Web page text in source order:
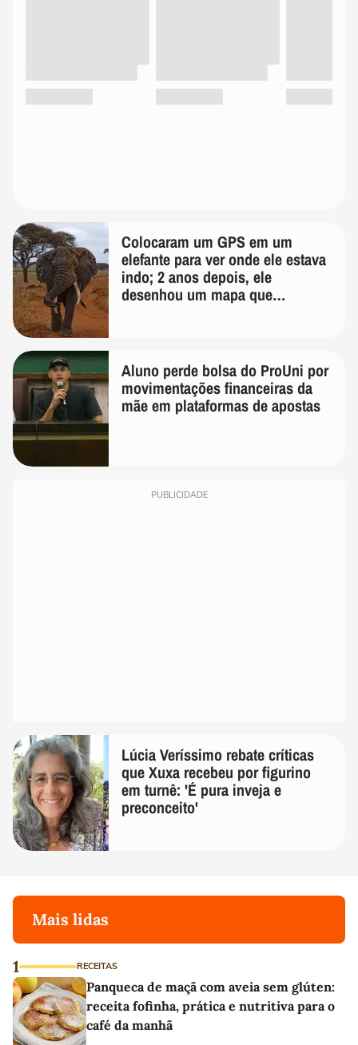
Colocaram um GPS em um
elefante para ver onde ele estava
indo; 2 anos depois, ele
desenhou um mapa que
Aluno perde bolsa do ProUni por
movimentações financeiras da
mãe em plataformas de apostas
PUBLICIDADE
Lúcia Veríssimo rebate críticas
que Xuxa recebeu por figurino
em turnê: 'É pura inveja e
preconceito'
Mais lidas
1 RECEITAS
Panqueca de maçã com aveia sem glúten:
receita fofinha, prática e nutritiva para o
café da manhã